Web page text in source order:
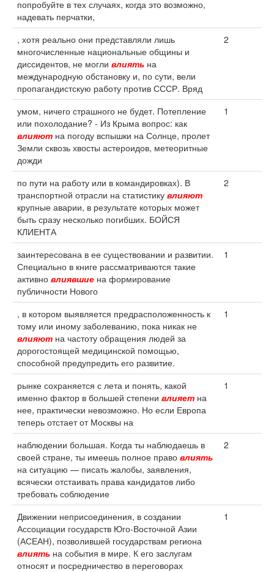
попробуйте в тех случаях, когда это возможно,
надевать перчатки,
, хотя реально они представляли лишь
многочисленные национальные общины и
диссидентов, не могли влиять на
международную обстановку и, по сути, вели
пропагандистскую работу против СССР. Вряд
2
умом, ничего страшного не будет. Потепление
или похолодание? - Из Крыма вопрос: как
влияют на погоду вспышки на Солнце, пролет
Земли сквозь хвосты астероидов, метеоритные
дожди
1
по пути на работу или в командировках). В
транспортной отрасли на статистику влияют
крупные аварии, в результате которых может
быть сразу несколько погибших. БОЙСЯ
КЛИЕНТА
2
заинтересована в ее существовании и развитии.
Специально в книге рассматриваются такие
активно влиявшие на формирование
публичности Нового
1
, в котором выявляется предрасположенность к
тому или иному заболеванию, пока никак не
влияют на частоту обращения людей за
дорогостоящей медицинской помощью,
способной предупредить его развитие.
1
рынке сохраняется с лета и понять, какой
именно фактор в большей степени влияет на
нее, практически невозможно. Но если Европа
теперь отстает от Москвы на
1
наблюдении большая. Когда ты наблюдаешь в
своей стране, ты имеешь полное право влиять
на ситуацию — писать жалобы, заявления,
всячески отстаивать права кандидатов либо
требовать соблюдение
2
Движении неприсоединения, в создании
Ассоциации государств Юго-Восточной Азии
(АСЕАН), позволившей государствам региона
влиять на события в мире. К его заслугам
относят и посредничество в переговорах
1